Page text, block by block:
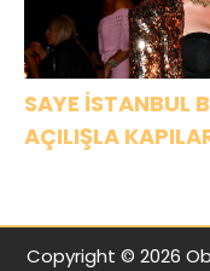
SAYE İSTANBUL
AÇILIŞLA
Copyright © 2026